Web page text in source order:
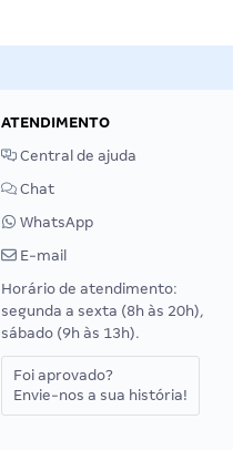
ATENDIMENTO
Central de ajuda
Chat
WhatsApp
E-mail
Horário de atendimento:
segunda a sexta (8h às 20h),
sábado (9h às 13h).
Foi aprovado?
Envie-nos a sua história!